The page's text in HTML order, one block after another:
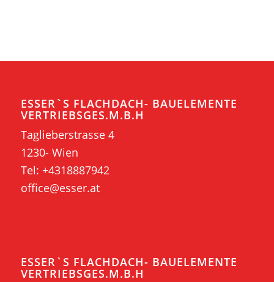
ESSER`S FLACHDACH- BAUELEMENTE
VERTRIEBSGES.M.B.H
Taglieberstrasse 4
1230- Wien
Tel: +4318887942
office@esser.at
ESSER`S FLACHDACH- BAUELEMENTE
VERTRIEBSGES.M.B.H